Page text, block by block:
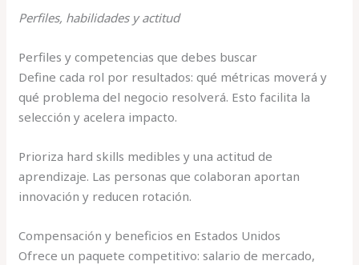
Perfiles, habilidades y actitud
Perfiles y competencias que debes buscar
Define cada rol por resultados: qué métricas moverá y
qué problema del negocio resolverá. Esto facilita la
selección y acelera impacto.
Prioriza hard skills medibles y una actitud de
aprendizaje. Las personas que colaboran aportan
innovación y reducen rotación.
Compensación y beneficios en Estados Unidos
Ofrece un paquete competitivo: salario de mercado,